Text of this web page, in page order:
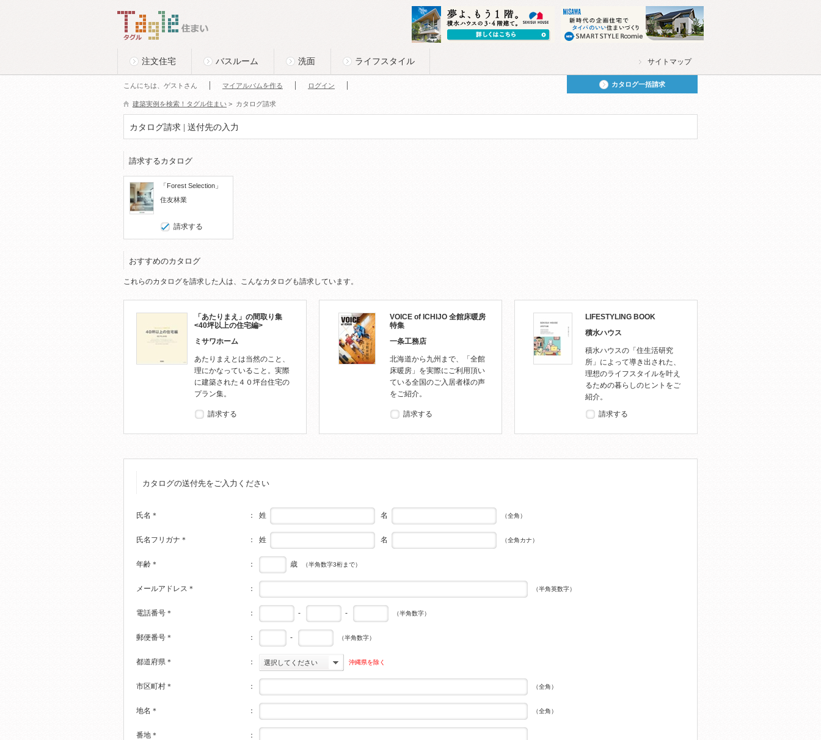
Tagle タグル 住まい
注文住宅 バスルーム 洗面 ライフスタイル サイトマップ
カタログ一括請求
こんにちは、ゲストさん マイアルバムを作る ログイン
建築実例を検索！タグル住まい > カタログ請求
カタログ請求 | 送付先の入力
請求するカタログ
「Forest Selection」
住友林業
請求する
おすすめのカタログ
これらのカタログを請求した人は、こんなカタログも請求しています。
「あたりまえ」の間取り集
<40坪以上の住宅編>
ミサワホーム
あたりまえとは当然のこと、
理にかなっていること。実際
に建築された４０坪台住宅の
プラン集。
請求する
VOICE of ICHIJO 全館床暖房
特集
一条工務店
北海道から九州まで、「全館
床暖房」を実際にご利用頂い
ている全国のご入居者様の声
をご紹介。
請求する
LIFESTYLING BOOK
積水ハウス
積水ハウスの「住生活研究
所」によって導き出された、
理想のライフスタイルを叶え
るための暮らしのヒントをご
紹介。
請求する
カタログの送付先をご入力ください
氏名 ＊ ： 姓 名 （全角）
氏名フリガナ ＊ ： 姓 名 （全角カナ）
年齢 ＊ ： 歳 （半角数字3桁まで）
メールアドレス ＊ ： （半角英数字）
電話番号 ＊ ： - - （半角数字）
郵便番号 ＊ ： - （半角数字）
都道府県 ＊ ： 選択してください 沖縄県を除く
市区町村 ＊ ： （全角）
地名 ＊ ： （全角）
番地 ＊ ：